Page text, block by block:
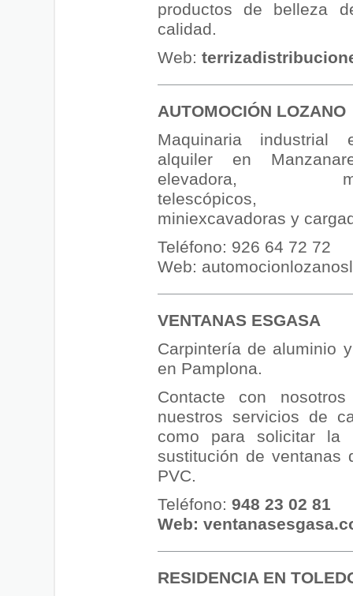
productos de belleza
calidad.
Web:
AUTOMOCIÓN LOZANO
Maquinaria
alquiler en
elevadora,
telescópicos,
miniexcavadoras y
Teléfono: 926 64 72 72
Web:
VENTANAS ESGASA
Carpintería de aluminio
en Pamplona.
Contacte con
nuestros servicios de
como para solicitar la
sustitución de ventanas
PVC.
Teléfono: 948 23 02 81
Web:
RESIDENCIA EN